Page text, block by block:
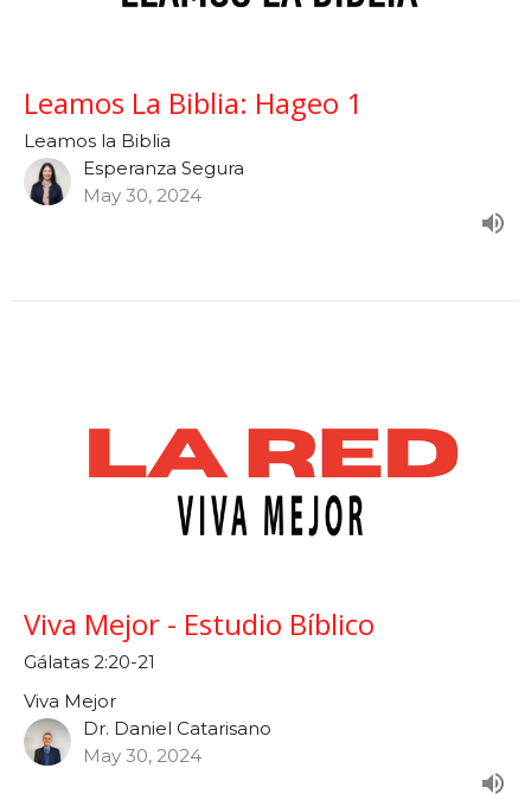
Leamos La Biblia: Hageo 1
Leamos la Biblia
Esperanza Segura
May 30, 2024
Viva Mejor - Estudio Bíblico
Gálatas 2:20-21
Viva Mejor
Dr. Daniel Catarisano
May 30, 2024